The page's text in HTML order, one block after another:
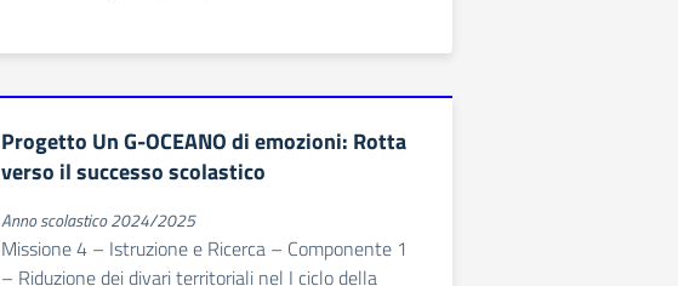
Progetto Un G-OCEANO di emozioni: Rotta
verso il successo scolastico
Anno scolastico 2024/2025
Missione 4 – Istruzione e Ricerca – Componente 1
– Riduzione dei divari territoriali nel I ciclo della